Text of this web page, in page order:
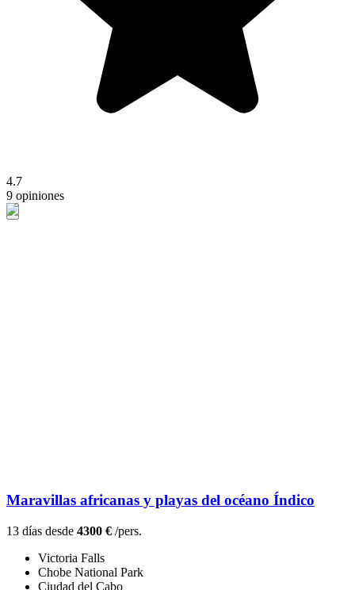
4.7
9 opiniones
Maravillas africanas y playas del océano Índico
13 días desde 4300 € /pers.
Victoria Falls
Chobe National Park
Ciudad del Cabo